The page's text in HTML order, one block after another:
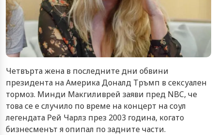
Четвърта жена в последните дни обвини
президента на Америка Доналд Тръмп в сексуален
тормоз. Минди Макгиливрей заяви пред NBC, че
това се е случило по време на концерт на соул
легендата Рей Чарлз през 2003 година, когато
бизнесменът я опипал по задните части.